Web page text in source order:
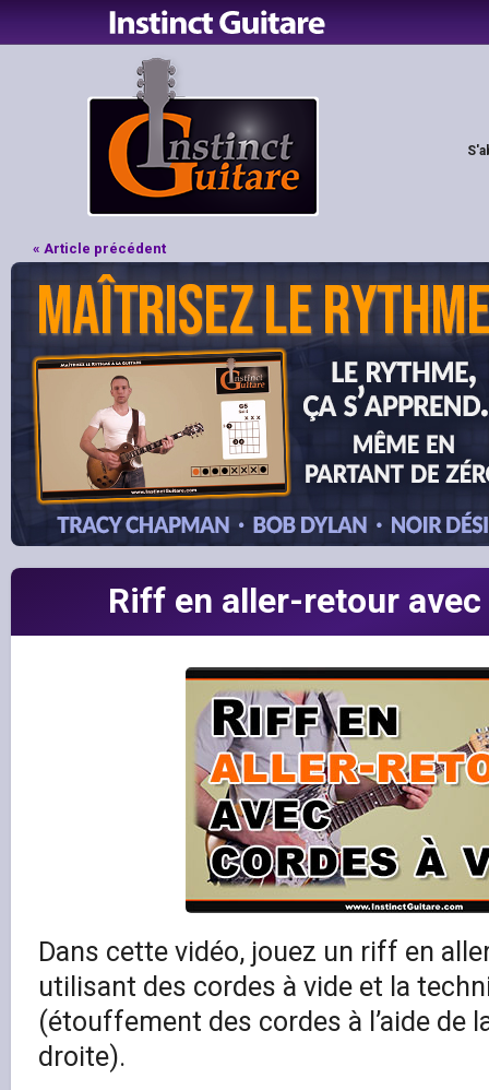
« Article précédent
Riff en aller-retour
Dans cette vidéo, jouez un riff en
utilisant des cordes à vide et la
(étouffement des cordes à l’aide de
droite).